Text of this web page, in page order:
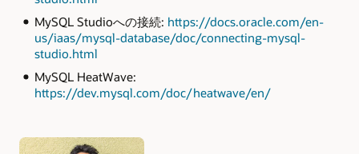
MySQL Studioへの接続: https://docs.oracle.com/en-
us/iaas/mysql-database/doc/connecting-mysql-
studio.html
MySQL HeatWave:
https://dev.mysql.com/doc/heatwave/en/